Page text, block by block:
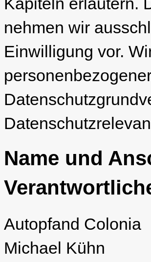
nehmen wir
Einwilligung vor.
Name und
Autopfand Colonia
Michael Kühn